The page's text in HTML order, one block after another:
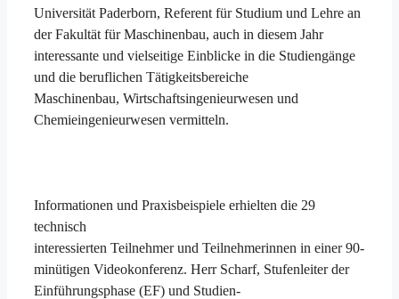
Universität Paderborn, Referent für Studium und Lehre an
der Fakultät für Maschinenbau, auch in diesem Jahr
interessante und vielseitige Einblicke in die Studiengänge
und die beruflichen Tätigkeitsbereiche
Maschinenbau, Wirtschaftsingenieurwesen und
Chemieingenieurwesen vermitteln.
Informationen und Praxisbeispiele erhielten die 29
technisch
interessierten Teilnehmer und Teilnehmerinnen in einer 90-
minütigen Videokonferenz. Herr Scharf, Stufenleiter der
Einführungsphase (EF) und Studien-